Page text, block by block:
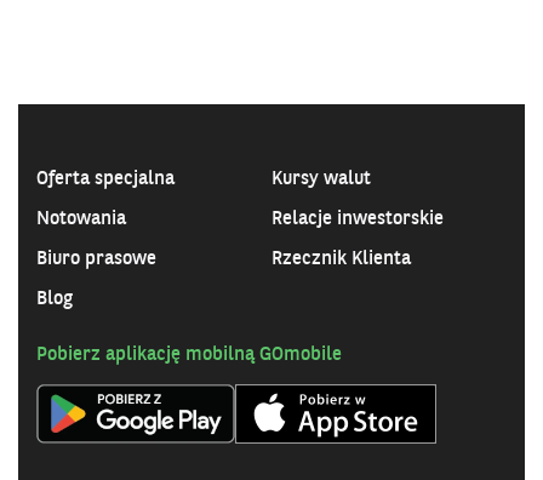
Oferta specjalna Kursy walut
Notowania Relacje inwestorskie
Biuro prasowe Rzecznik Klienta
Blog
Pobierz aplikację mobilną GOmobile